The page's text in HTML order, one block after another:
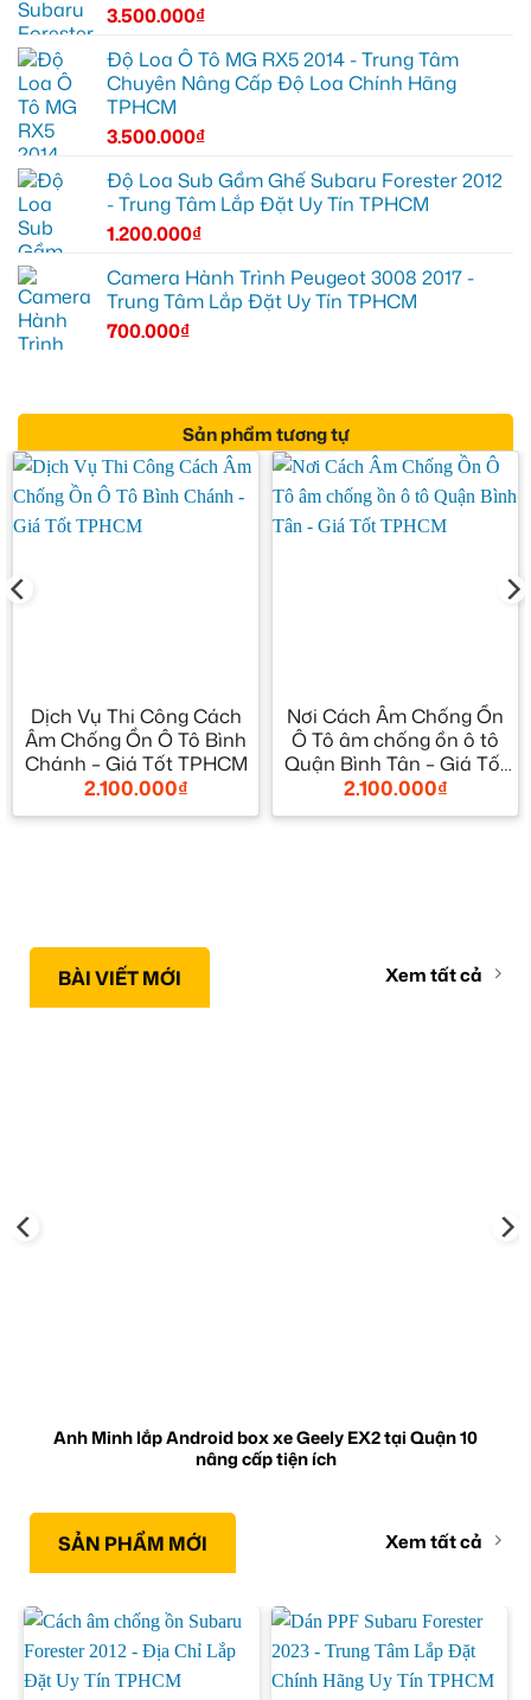
3.500.000₫
Độ Loa Ô Tô MG RX5 2014 - Trung Tâm
Chuyên Nâng Cấp Độ Loa Chính Hãng
TPHCM
3.500.000₫
Độ Loa Sub Gầm Ghế Subaru Forester 2012
- Trung Tâm Lắp Đặt Uy Tín TPHCM
1.200.000₫
Camera Hành Trình Peugeot 3008 2017 -
Trung Tâm Lắp Đặt Uy Tín TPHCM
700.000₫
Sản phẩm tương tự
Dịch Vụ Thi Công Cách
Âm Chống Ồn Ô Tô Bình
Chánh – Giá Tốt TPHCM
2.100.000₫
Nơi Cách Âm Chống Ồn
Ô Tô âm chống ồn ô tô
Quận Bình Tân – Giá Tốt
TPHCM
2.100.000₫
BÀI VIẾT MỚI Xem tất cả
Anh Minh lắp Android box xe Geely EX2 tại Quận 10
nâng cấp tiện ích
SẢN PHẨM MỚI Xem tất cả